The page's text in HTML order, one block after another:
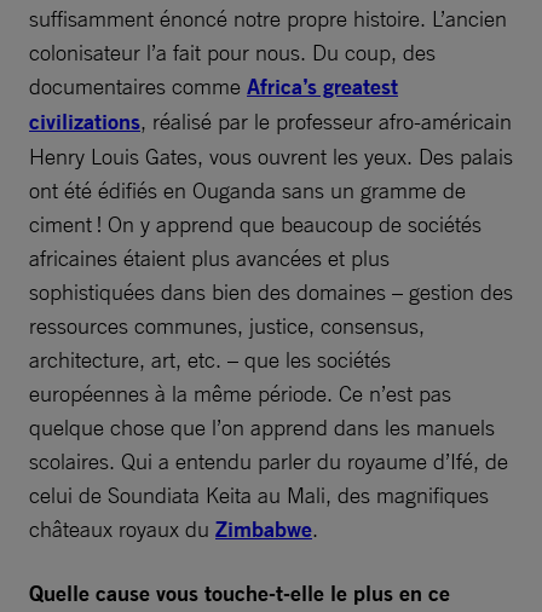
suffisamment énoncé notre propre histoire. L’ancien
colonisateur l’a fait pour nous. Du coup, des
documentaires comme Africa’s greatest
civilizations, réalisé par le professeur afro-américain
Henry Louis Gates, vous ouvrent les yeux. Des palais
ont été édifiés en Ouganda sans un gramme de
ciment ! On y apprend que beaucoup de sociétés
africaines étaient plus avancées et plus
sophistiquées dans bien des domaines – gestion des
ressources communes, justice, consensus,
architecture, art, etc. – que les sociétés
européennes à la même période. Ce n’est pas
quelque chose que l’on apprend dans les manuels
scolaires. Qui a entendu parler du royaume d’Ifé, de
celui de Soundiata Keita au Mali, des magnifiques
châteaux royaux du Zimbabwe.
Quelle cause vous touche-t-elle le plus en ce